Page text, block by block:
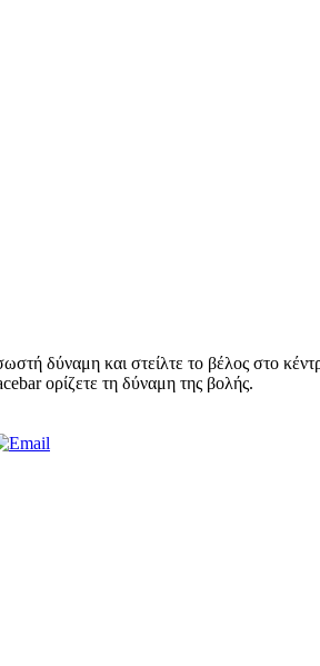
δύναμη και στείλτε το βέλος στο
ορίζετε τη δύναμη της βολής.